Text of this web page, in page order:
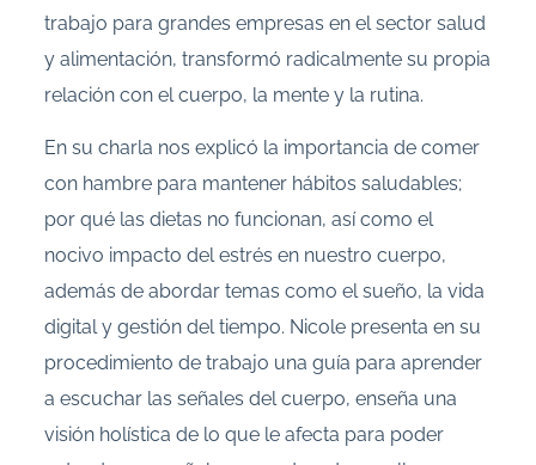
trabajo para grandes empresas en el sector salud
y alimentación, transformó radicalmente su propia
relación con el cuerpo, la mente y la rutina.
En su charla nos explicó la importancia de comer
con hambre para mantener hábitos saludables;
por qué las dietas no funcionan, así como el
nocivo impacto del estrés en nuestro cuerpo,
además de abordar temas como el sueño, la vida
digital y gestión del tiempo. Nicole presenta en su
procedimiento de trabajo una guía para aprender
a escuchar las señales del cuerpo, enseña una
visión holística de lo que le afecta para poder